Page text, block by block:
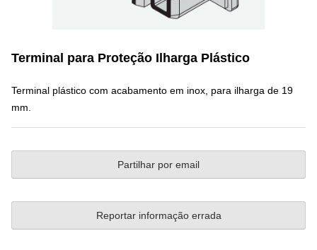
Terminal para Proteção Ilharga Plástico
Terminal plástico com acabamento em inox, para ilharga de 19
mm.
Partilhar por email
Reportar informação errada